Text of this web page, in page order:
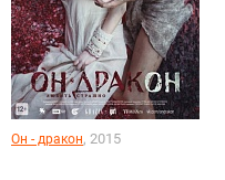
Он - дракон, 2015